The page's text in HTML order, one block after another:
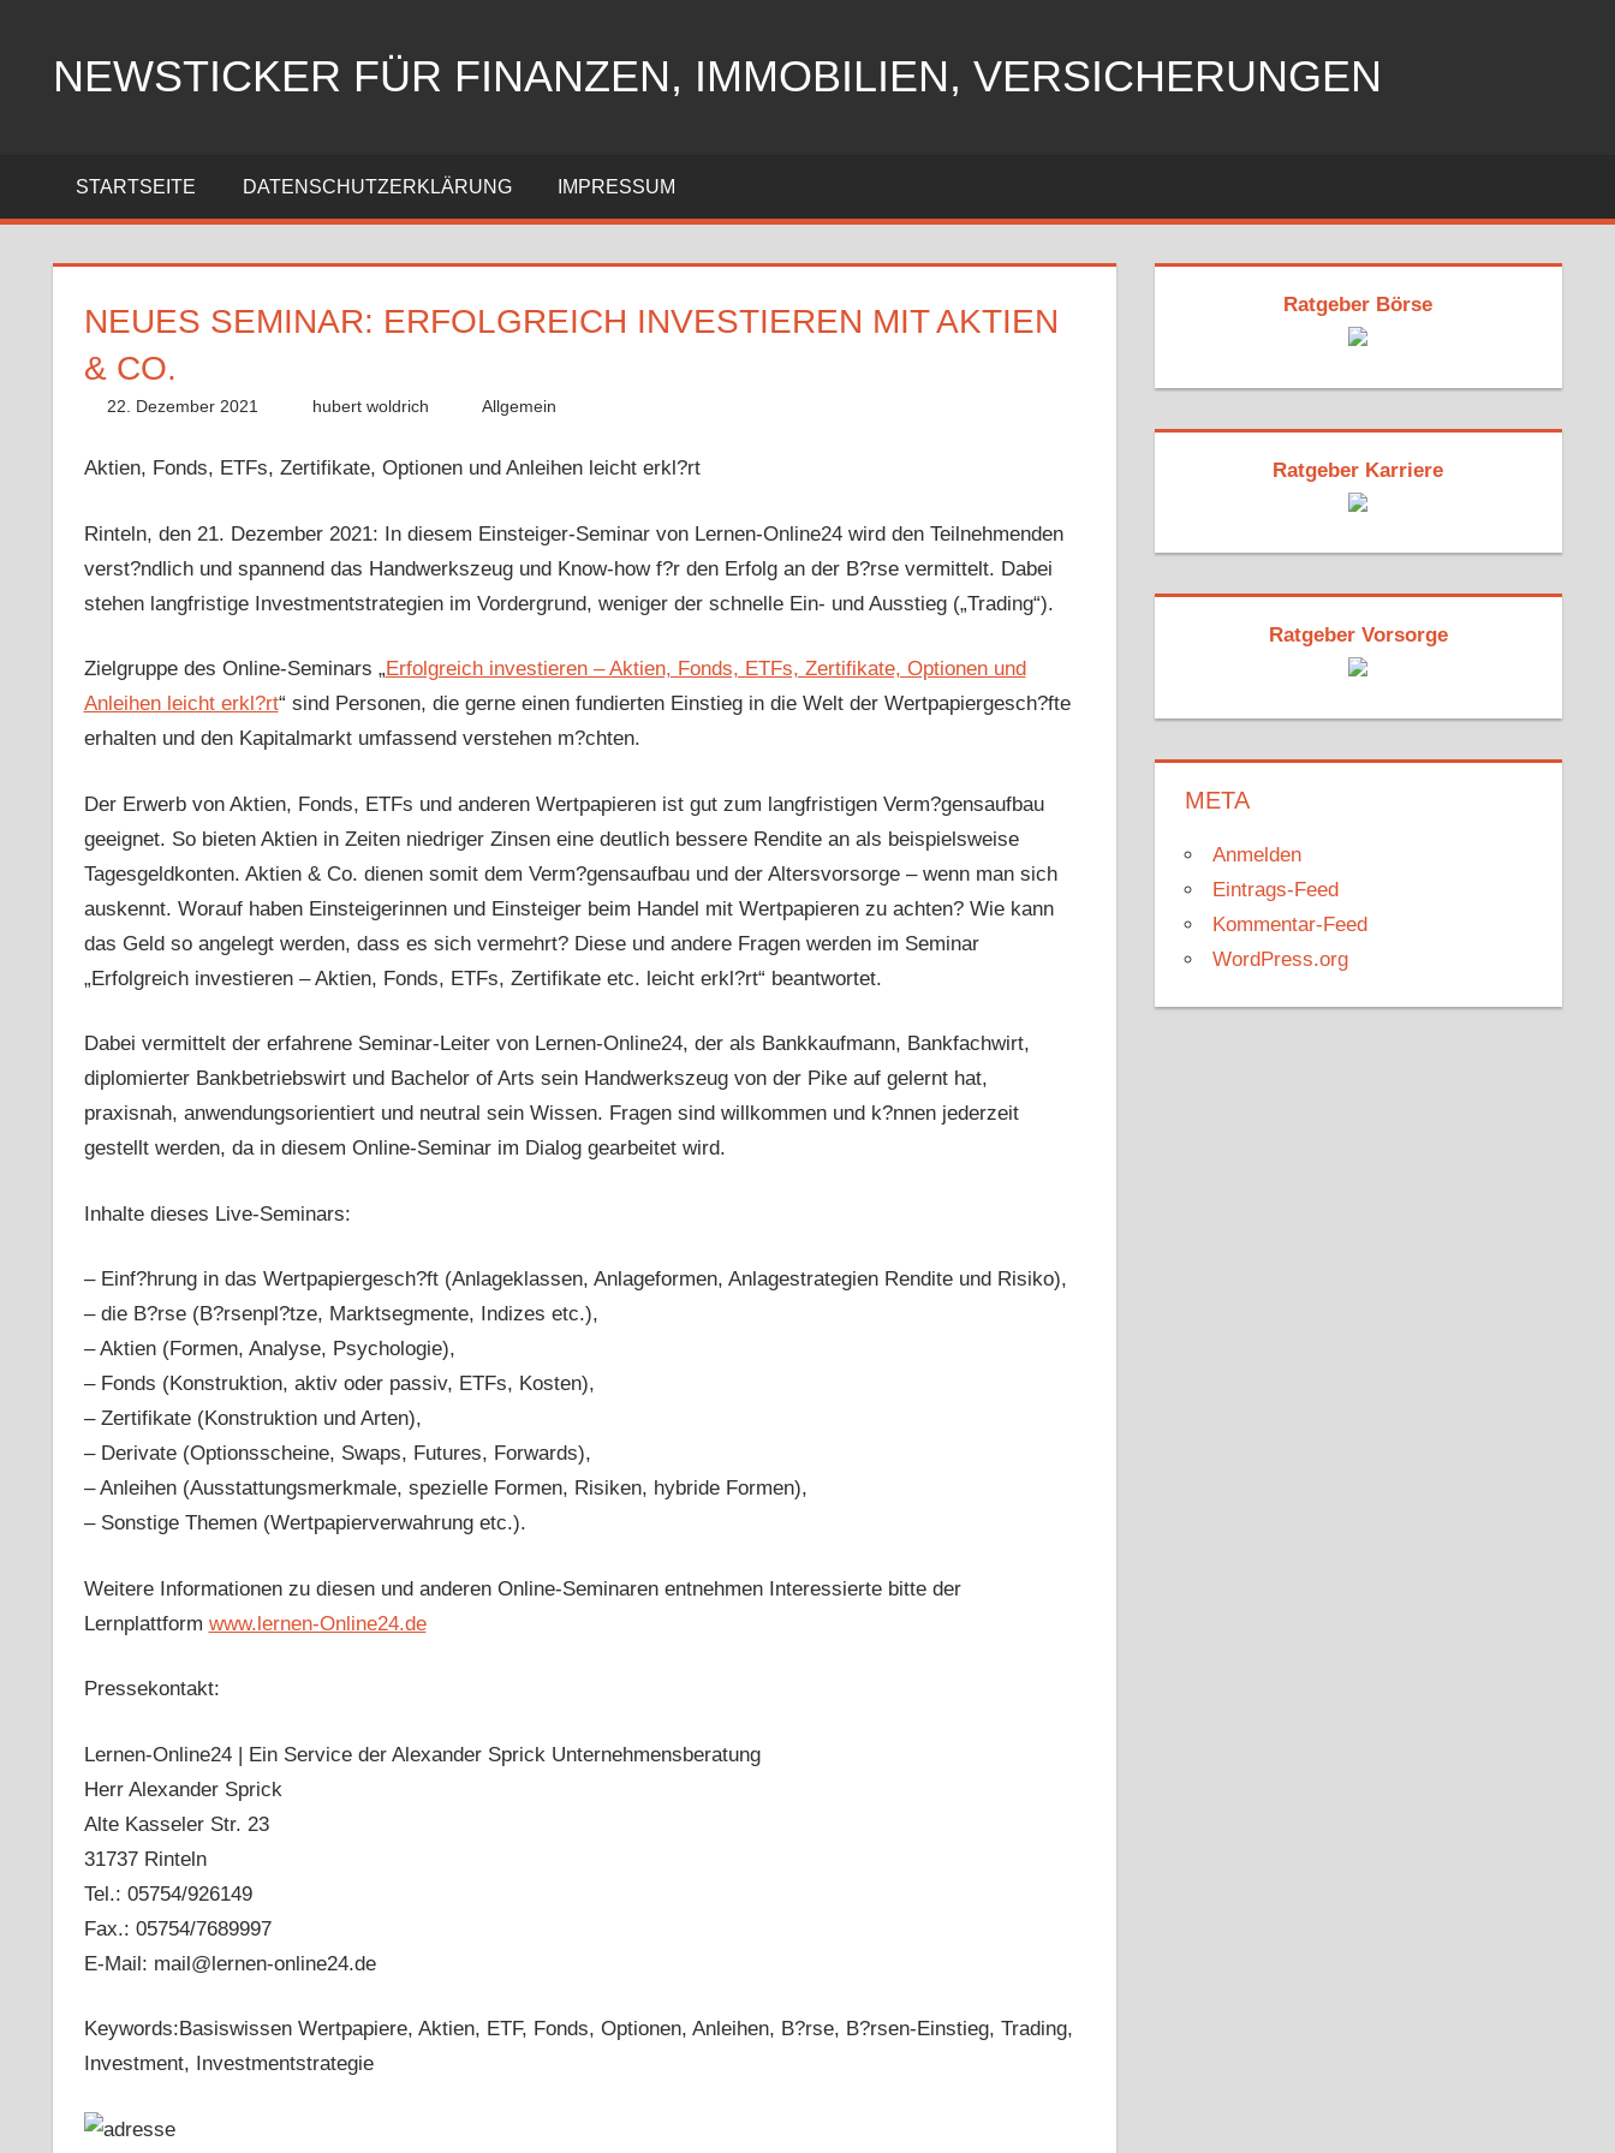
springenNEWSTICKER FÜR FINANZEN, IMMOBILIEN, VERSICHERUNGEN
STARTSEITE DATENSCHUTZERKLÄRUNG IMPRESSUM
NEUES SEMINAR: ERFOLGREICH INVESTIEREN MIT AKTIEN
& CO.
22. Dezember 2021 hubert woldrich Allgemein
Aktien, Fonds, ETFs, Zertifikate, Optionen und Anleihen leicht erkl?rt
Rinteln, den 21. Dezember 2021: In diesem Einsteiger-Seminar von Lernen-Online24 wird den Teilnehmenden
verst?ndlich und spannend das Handwerkszeug und Know-how f?r den Erfolg an der B?rse vermittelt. Dabei
stehen langfristige Investmentstrategien im Vordergrund, weniger der schnelle Ein- und Ausstieg („Trading“).
Zielgruppe des Online-Seminars „ Erfolgreich investieren – Aktien, Fonds, ETFs, Zertifikate, Optionen und
Anleihen leicht erkl?rt“ sind Personen, die gerne einen fundierten Einstieg in die Welt der Wertpapiergesch?fte
erhalten und den Kapitalmarkt umfassend verstehen m?chten.
Der Erwerb von Aktien, Fonds, ETFs und anderen Wertpapieren ist gut zum langfristigen Verm?gensaufbau
geeignet. So bieten Aktien in Zeiten niedriger Zinsen eine deutlich bessere Rendite an als beispielsweise
Tagesgeldkonten. Aktien & Co. dienen somit dem Verm?gensaufbau und der Altersvorsorge – wenn man sich
auskennt. Worauf haben Einsteigerinnen und Einsteiger beim Handel mit Wertpapieren zu achten? Wie kann
das Geld so angelegt werden, dass es sich vermehrt? Diese und andere Fragen werden im Seminar
„Erfolgreich investieren – Aktien, Fonds, ETFs, Zertifikate etc. leicht erkl?rt“ beantwortet.
Dabei vermittelt der erfahrene Seminar-Leiter von Lernen-Online24, der als Bankkaufmann, Bankfachwirt,
diplomierter Bankbetriebswirt und Bachelor of Arts sein Handwerkszeug von der Pike auf gelernt hat,
praxisnah, anwendungsorientiert und neutral sein Wissen. Fragen sind willkommen und k?nnen jederzeit
gestellt werden, da in diesem Online-Seminar im Dialog gearbeitet wird.
Inhalte dieses Live-Seminars:
– Einf?hrung in das Wertpapiergesch?ft (Anlageklassen, Anlageformen, Anlagestrategien Rendite und Risiko),
– die B?rse (B?rsenpl?tze, Marktsegmente, Indizes etc.),
– Aktien (Formen, Analyse, Psychologie),
– Fonds (Konstruktion, aktiv oder passiv, ETFs, Kosten),
– Zertifikate (Konstruktion und Arten),
– Derivate (Optionsscheine, Swaps, Futures, Forwards),
– Anleihen (Ausstattungsmerkmale, spezielle Formen, Risiken, hybride Formen),
– Sonstige Themen (Wertpapierverwahrung etc.).
Weitere Informationen zu diesen und anderen Online-Seminaren entnehmen Interessierte bitte der
Lernplattform www.lernen-Online24.de
Pressekontakt:
Lernen-Online24 | Ein Service der Alexander Sprick Unternehmensberatung
Herr Alexander Sprick
Alte Kasseler Str. 23
31737 Rinteln
Tel.: 05754/926149
Fax.: 05754/7689997
E-Mail: mail@lernen-online24.de
Keywords:Basiswissen Wertpapiere, Aktien, ETF, Fonds, Optionen, Anleihen, B?rse, B?rsen-Einstieg, Trading,
Investment, Investmentstrategie
Ratgeber Börse
Ratgeber Karriere
Ratgeber Vorsorge
META
Anmelden
Eintrags-Feed
Kommentar-Feed
WordPress.org